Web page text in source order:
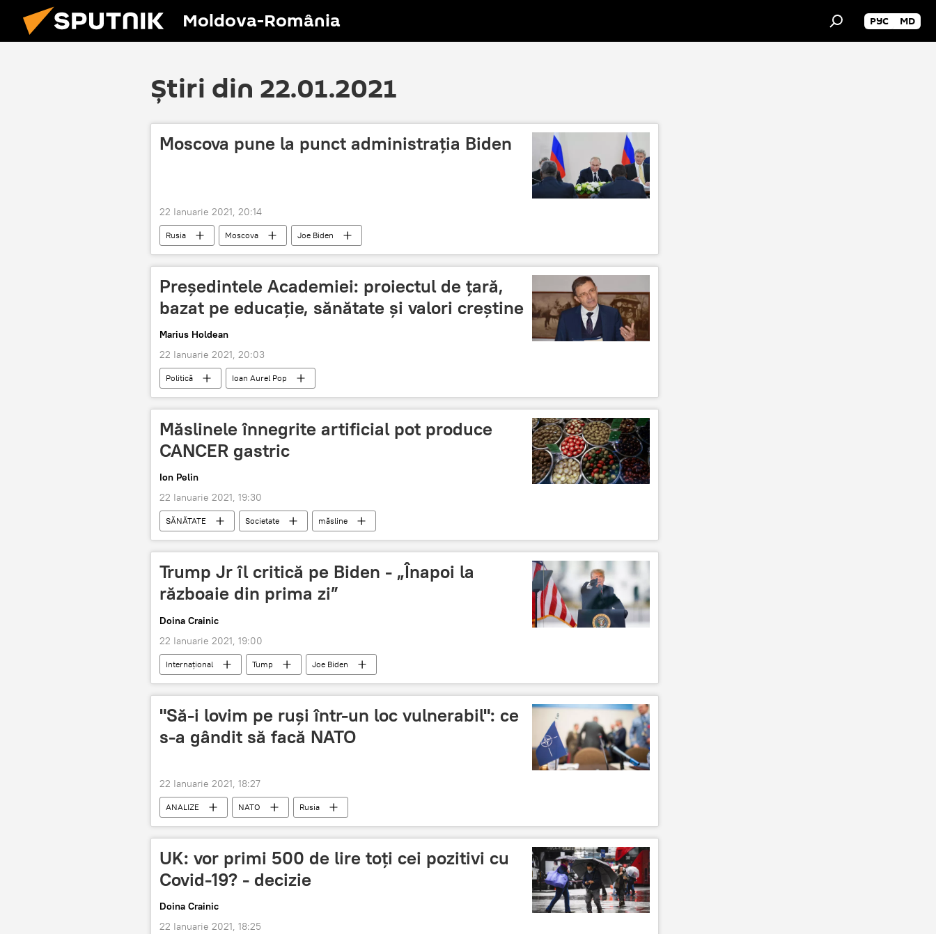
Moldova-România РУС MD
Știri din 22.01.2021
Moscova pune la punct administrația Biden
22 Ianuarie 2021, 20:14
Rusia Moscova Joe Biden
Președintele Academiei: proiectul de țară,
bazat pe educație, sănătate și valori creștine
Marius Holdean
22 Ianuarie 2021, 20:03
Politică Ioan Aurel Pop
Măslinele înnegrite artificial pot produce
CANCER gastric
Ion Pelin
22 Ianuarie 2021, 19:30
SĂNĂTATE Societate măsline
Trump Jr îl critică pe Biden - „Înapoi la
războaie din prima zi”
Doina Crainic
22 Ianuarie 2021, 19:00
Internaţional Tump Joe Biden
"Să-i lovim pe ruși într-un loc vulnerabil": ce
s-a gândit să facă NATO
22 Ianuarie 2021, 18:27
ANALIZE NATO Rusia
UK: vor primi 500 de lire toţi cei pozitivi cu
Covid-19? - decizie
Doina Crainic
22 Ianuarie 2021, 18:25